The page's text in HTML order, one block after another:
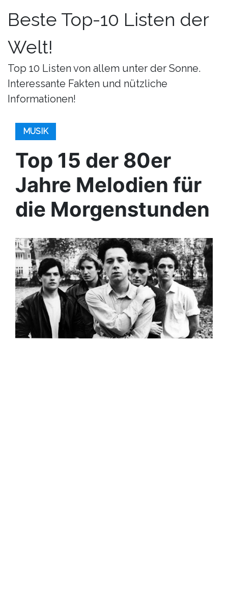
Beste Top-10 Listen der
Welt!
Top 10 Listen von allem unter der Sonne.
Interessante Fakten und nützliche
Informationen!
MUSIK
Top 15 der 80er
Jahre Melodien für
die Morgenstunden